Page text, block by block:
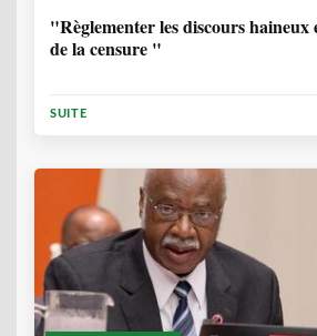
"Règlementer les discours haineux
de la censure "
SUITE